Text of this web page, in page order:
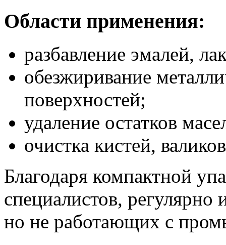
Области применения:
разбавление эмалей,
обезжиривание
поверхностей;
удаление остатков
очистка кистей,
Благодаря компактной
специалистов,
но не работающих с